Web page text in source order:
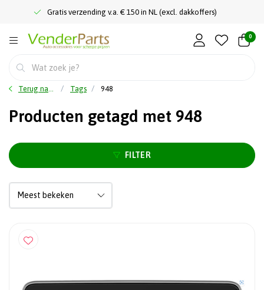
Gratis verzending v.a. € 150 in NL (excl. dakkoffers)
0
Terug naar home Tags 948
Producten getagd met 948
FILTER